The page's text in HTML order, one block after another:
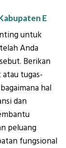
E
untuk
Anda
Berikan
tugas-
hal
dan
peluang
fungsional